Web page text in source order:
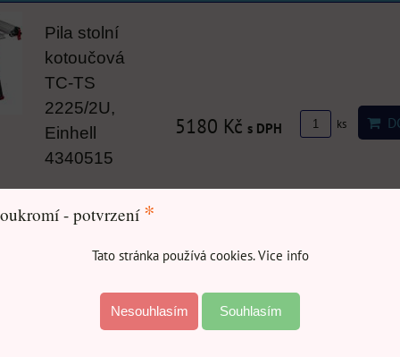
Pila stolní
kotoučová
TC-TS
2225/2U,
Einhell
4340515
Dostupnost:
Skladem
5180 Kč s DPH ks
TE-AP 1050
E, Einhell
- potvrzení*
Tato stránka používá cookies. Vice info
Nesouhlasím Souhlasím